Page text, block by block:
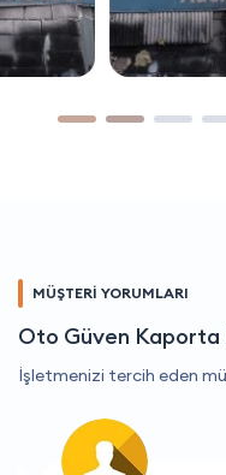
MÜŞTERİ YORUMLARI
Oto Güven Kaporta
İşletmenizi tercih eden